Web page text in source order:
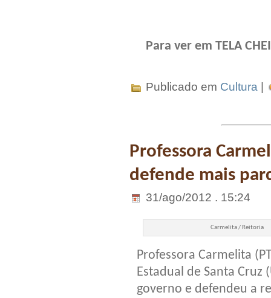
Para ver em TELA
Publicado em Cultura
Professora
defende mais
31/ago/2012 . 15:24
Carmelita / Reitoria
Professora Carmelita
Estadual de Santa
governo e defendeu a